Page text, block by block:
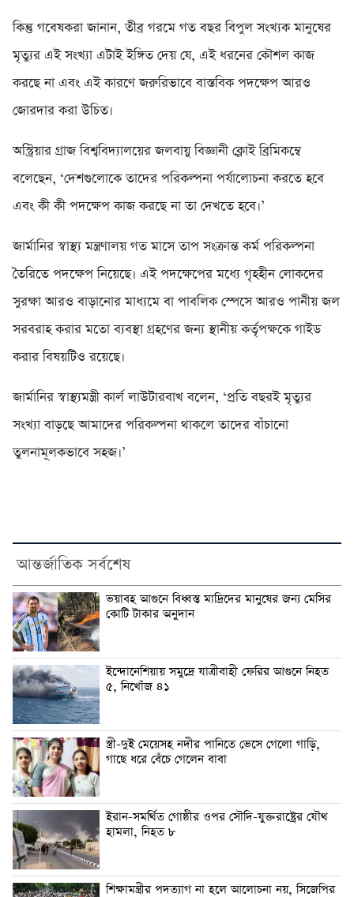
কিন্তু গবেষকরা জানান, তীব্র গরমে গত বছর বিপুল সংখ্যক মানুষের
মৃত্যুর এই সংখ্যা এটাই ইঙ্গিত দেয় যে, এই ধরনের কৌশল কাজ
করছে না এবং এই কারণে জরুরিভাবে বাস্তবিক পদক্ষেপ আরও
জোরদার করা উচিত।
অস্ট্রিয়ার গ্রাজ বিশ্ববিদ্যালয়ের জলবায়ু বিজ্ঞানী ক্লোই ব্রিমিকম্বে
বলেছেন, ‘দেশগুলোকে তাদের পরিকল্পনা পর্যালোচনা করতে হবে
এবং কী কী পদক্ষেপ কাজ করছে না তা দেখতে হবে।’
জার্মানির স্বাস্থ্য মন্ত্রণালয় গত মাসে তাপ সংক্রান্ত কর্ম পরিকল্পনা
তৈরিতে পদক্ষেপ নিয়েছে। এই পদক্ষেপের মধ্যে গৃহহীন লোকদের
সুরক্ষা আরও বাড়ানোর মাধ্যমে বা পাবলিক স্পেসে আরও পানীয় জল
সরবরাহ করার মতো ব্যবস্থা গ্রহণের জন্য স্থানীয় কর্তৃপক্ষকে গাইড
করার বিষয়টিও রয়েছে।
জার্মানির স্বাস্থ্যমন্ত্রী কার্ল লাউটারবাখ বলেন, ‘প্রতি বছরই মৃত্যুর
সংখ্যা বাড়ছে আমাদের পরিকল্পনা থাকলে তাদের বাঁচানো
তুলনামূলকভাবে সহজ।’
আন্তর্জাতিক সর্বশেষ
ভয়াবহ আগুনে বিধ্বস্ত মাদ্রিদের মানুষের জন্য মেসির
কোটি টাকার অনুদান
ইন্দোনেশিয়ায় সমুদ্রে যাত্রীবাহী ফেরির আগুনে নিহত
৫, নিখোঁজ ৪১
স্ত্রী-দুই মেয়েসহ নদীর পানিতে ভেসে গেলো গাড়ি,
গাছে ধরে বেঁচে গেলেন বাবা
ইরান-সমর্থিত গোষ্ঠীর ওপর সৌদি-যুক্তরাষ্ট্রের যৌথ
হামলা, নিহত ৮
শিক্ষামন্ত্রীর পদত্যাগ না হলে আলোচনা নয়, সিজেপির